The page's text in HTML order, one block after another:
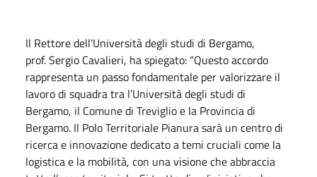
Il Rettore dell'Università degli studi di Bergamo,
prof. Sergio Cavalieri, ha spiegato: “Questo accordo
rappresenta un passo fondamentale per valorizzare il
lavoro di squadra tra l’Università degli studi di
Bergamo, il Comune di Treviglio e la Provincia di
Bergamo. Il Polo Territoriale Pianura sarà un centro di
ricerca e innovazione dedicato a temi cruciali come la
logistica e la mobilità, con una visione che abbraccia